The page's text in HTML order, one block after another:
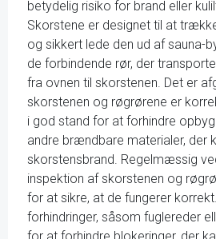
betydelig risiko for brand eller
Skorstene er designet til at
og sikkert lede den ud af sauna-
de forbindende rør, der
fra ovnen til skorstenen. Det er
skorstenen og røgrørene er
i god stand for at forhindre
andre brændbare materialer, der
skorstensbrand. Regelmæssig
inspektion af skorstenen og
for at sikre, at de fungerer
forhindringer, såsom fuglereder